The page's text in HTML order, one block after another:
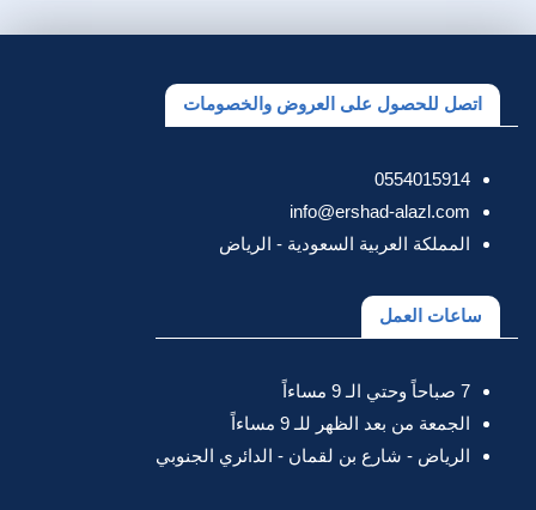
اتصل للحصول على العروض والخصومات
0554015914
info@ershad-alazl.com
المملكة العربية السعودية - الرياض
ساعات العمل
7 صباحاً وحتي الـ 9 مساءاً
الجمعة من بعد الظهر للـ 9 مساءاً
الرياض - شارع بن لقمان - الدائري الجنوبي